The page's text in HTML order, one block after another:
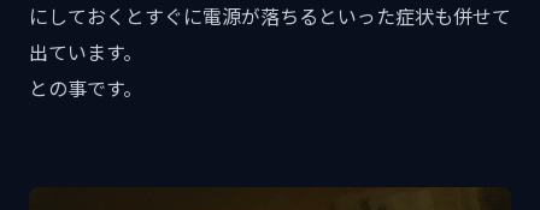
にしておくとすぐに電源が落ちるといった症状も併せて
出ています。
との事です。